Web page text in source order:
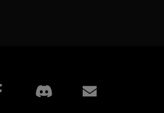
Facebook